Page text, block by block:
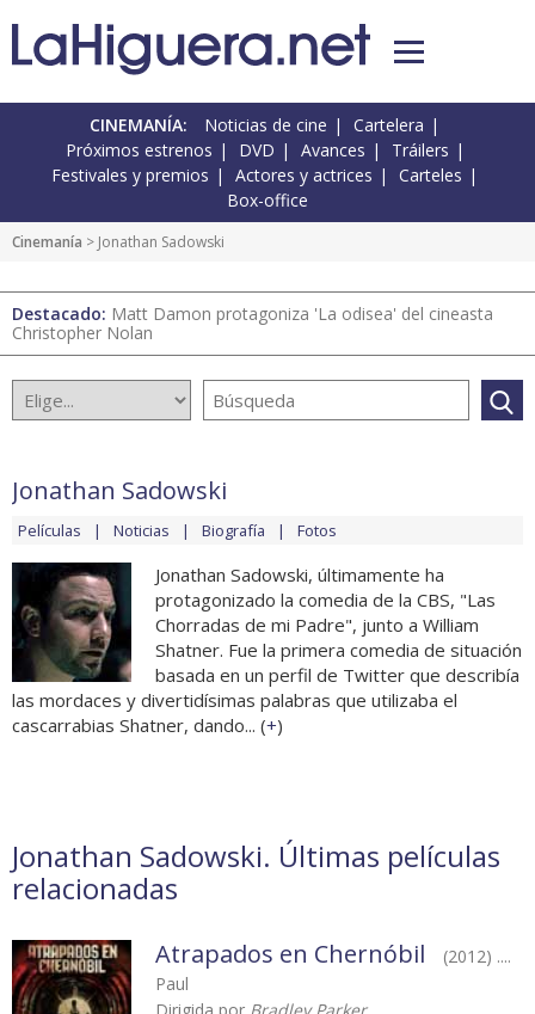
CINEMANÍA: Noticias de cine
Cartelera
Próximos estrenos
DVD Avances
Tráilers
Festivales y premios
Actores y actrices
Carteles
Box-office
Cinemanía > Jonathan Sadowski
Destacado: Matt Damon protagoniza 'La odisea' del cineasta
Christopher Nolan
Jonathan Sadowski
Películas Noticias Biografía Fotos
Jonathan Sadowski, últimamente ha
protagonizado la comedia de la CBS, "Las
Chorradas de mi Padre", junto a William
Shatner. Fue la primera comedia de situación
basada en un perfil de Twitter que describía
las mordaces y divertidísimas palabras que utilizaba el
cascarrabias Shatner, dando... (+)
Jonathan Sadowski. Últimas películas
relacionadas
Atrapados en Chernóbil
(2012) ....
Paul